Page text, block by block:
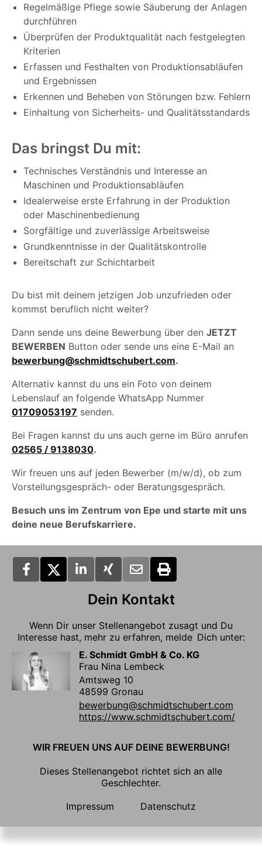
Regelmäßige Pflege sowie Säuberung der Anlagen
durchführen
Überprüfen der Produktqualität nach festgelegten
Kriterien
Erfassen und Festhalten von Produktionsabläufen
und Ergebnissen
Erkennen und Beheben von Störungen bzw. Fehlern
Einhaltung von Sicherheits- und Qualitätsstandards
Das bringst Du mit:
Technisches Verständnis und Interesse an
Maschinen und Produktionsabläufen
Idealerweise erste Erfahrung in der Produktion
oder Maschinenbedienung
Sorgfältige und zuverlässige Arbeitsweise
Grundkenntnisse in der Qualitätskontrolle
Bereitschaft zur Schichtarbeit
Du bist mit deinem jetzigen Job unzufrieden oder
kommst beruflich nicht weiter?
Dann sende uns deine Bewerbung über den JETZT
BEWERBEN Button oder sende uns eine E-Mail an
bewerbung@schmidtschubert.com.
Alternativ kannst du uns ein Foto von deinem
Lebenslauf an folgende WhatsApp Nummer
01709053197 senden.
Bei Fragen kannst du uns auch gerne im Büro anrufen
02565 / 9138030.
Wir freuen uns auf jeden Bewerber (m/w/d), ob zum
Vorstellungsgespräch- oder Beratungsgespräch.
Besuch uns im Zentrum von Epe und starte mit uns
deine neue Berufskarriere.
Dein Kontakt
Wenn Dir unser Stellenangebot zusagt und Du
Interesse hast, mehr zu erfahren, melde Dich unter:
E. Schmidt GmbH & Co. KG
Frau Nina Lembeck
Amtsweg 10
48599 Gronau
bewerbung@schmidtschubert.com
https://www.schmidtschubert.com/
WIR FREUEN UNS AUF DEINE BEWERBUNG!
Dieses Stellenangebot richtet sich an alle
Geschlechter.
Impressum
Datenschutz